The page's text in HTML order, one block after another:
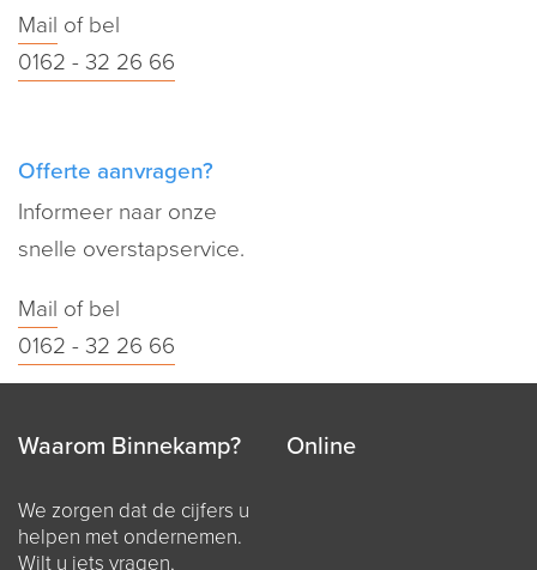
Mail of bel
0162 - 32 26 66
Offerte aanvragen?
Informeer naar onze
snelle overstapservice.
Mail of bel
0162 - 32 26 66
Waarom Binnekamp?
We zorgen dat de cijfers u
helpen met ondernemen.
Wilt u iets vragen,
Online